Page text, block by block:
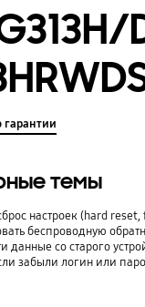
темы
настроек (hard
беспроводную
данные со старого
забыли логин или